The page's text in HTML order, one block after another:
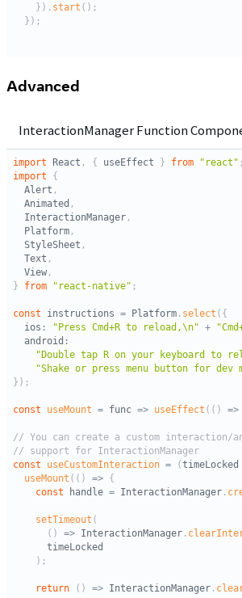
Advanced